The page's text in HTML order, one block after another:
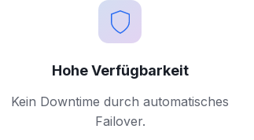
Hohe Verfügbarkeit
Kein Downtime durch automatisches
Failover.